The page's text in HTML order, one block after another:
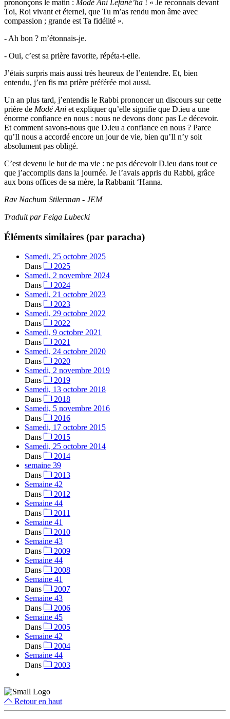
prononçons le matin : Modé Ani Lefané’ha ! « Je reconnais devant
Toi, Roi vivant et éternel, que Tu m’as rendu mon âme avec
compassion ; grande est Ta fidélité ».
- Ah bon ? m’étonnais-je.
- Oui, c’est sa prière favorite, répéta-t-elle.
J’étais surpris mais aussi très heureux de l’entendre. Et, bien
entendu, j’en fis ma prière préférée moi aussi.
Un an plus tard, j’entendis le Rabbi prononcer un discours sur cette
prière de Modé Ani et expliquer qu’elle signifie que D.ieu a une
énorme confiance en nous : nous ne devons donc pas Le décevoir.
Et comment savons-nous que D.ieu a confiance en nous ? Parce
qu’Il nous a accordé encore un jour de vie, bien qu’Il n’y soit
absolument pas obligé.
C’est devenu le but de ma vie : ne pas décevoir D.ieu dans tout ce
que j’accomplis dans la journée. Je l’avais appris du Rabbi, grâce
aux bons offices de sa mère, la Rabbanit ‘Hanna.
Rav Nachum Stilerman - JEM
Traduit par Feiga Lubecki
Éléments similaires (par paracha)
Samedi, 25 octobre 2025
Dans
2025
Samedi, 2 novembre 2024
Dans
2024
Samedi, 21 octobre 2023
Dans
2023
Samedi, 29 octobre 2022
Dans
2022
Samedi, 9 octobre 2021
Dans
2021
Samedi, 24 octobre 2020
Dans
2020
Samedi, 2 novembre 2019
Dans
2019
Samedi, 13 octobre 2018
Dans
2018
Samedi, 5 novembre 2016
Dans
2016
Samedi, 17 octobre 2015
Dans
2015
Samedi, 25 octobre 2014
Dans
2014
semaine 39
Dans
2013
Semaine 42
Dans
2012
Semaine 44
Dans
2011
Semaine 41
Dans
2010
Semaine 43
Dans
2009
Semaine 44
Dans
2008
Semaine 41
Dans
2007
Semaine 43
Dans
2006
Semaine 45
Dans
2005
Semaine 42
Dans
2004
Semaine 44
Dans
2003
Retour en haut